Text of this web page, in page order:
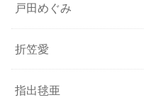
戸田めぐみ
折笠愛
指出毬亜